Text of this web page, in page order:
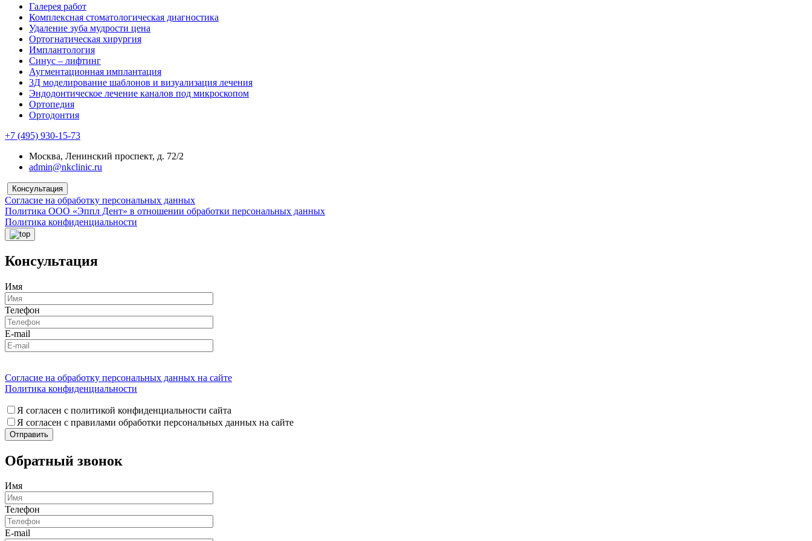
Галерея работ
Комплексная стоматологическая диагностика
Удаление зуба мудрости цена
Ортогнатическая хирургия
Имплантология
Синус – лифтинг
Аугментационная имплантация
3Д моделирование шаблонов и визуализация лечения
Эндодонтическое лечение каналов под микроскопом
Ортопедия
Ортодонтия
+7 (495) 930-15-73
Москва, Ленинский проспект, д. 72/2
admin@nkclinic.ru
Консультация
Согласие на обработку персональных данных
Политика ООО «Эппл Дент» в отношении обработки персональных данных
Политика конфиденциальности
Консультация
Имя
Телефон
E-mail
Согласие на обработку персональных данных на сайте
Политика конфиденциальности
Я согласен с политикой конфиденциальности сайта
Я согласен с правилами обработки персональных данных на сайте
Обратный звонок
Имя
Телефон
E-mail